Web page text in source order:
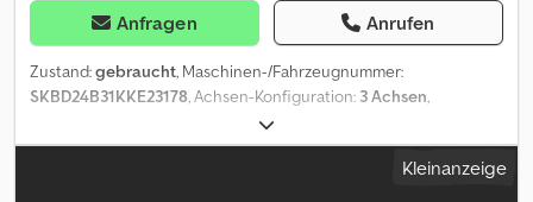
Anfragen Anrufen
Zustand:gebraucht, Maschinen-/Fahrzeugnummer:
SKBD24B31KKE23178, Achsen-Konfiguration: 3 Achsen,
, Laderaumbreite:
Laderaumhöhe:1.180 mm, Baujahr:2019, = Weitere Optionen und
Zubehör = - Luftfederung hinten - Luftfederung vorn = Weitere
Kleinanzeige